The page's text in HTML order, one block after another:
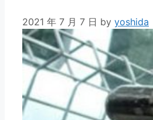
2021 年 7 月 7 日 by yoshida